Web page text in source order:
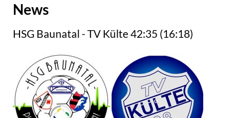
News
HSG Baunatal - TV Külte 42:35 (16:18)